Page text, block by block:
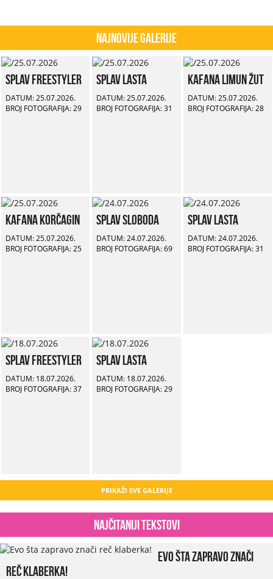
Najnovije Galerije
Splav Freestyler
DATUM: 25.07.2026.
BROJ FOTOGRAFIJA: 29
Splav Lasta
DATUM: 25.07.2026.
BROJ FOTOGRAFIJA: 31
Kafana Limun Žut
DATUM: 25.07.2026.
BROJ FOTOGRAFIJA: 28
Kafana Korčagin
DATUM: 25.07.2026.
BROJ FOTOGRAFIJA: 25
Splav Sloboda
DATUM: 24.07.2026.
BROJ FOTOGRAFIJA: 69
Splav Lasta
DATUM: 24.07.2026.
BROJ FOTOGRAFIJA: 31
Splav Freestyler
DATUM: 18.07.2026.
BROJ FOTOGRAFIJA: 37
Splav Lasta
DATUM: 18.07.2026.
BROJ FOTOGRAFIJA: 29
PRIKAŽI SVE GALERIJE
Najčitaniji tekstovi
Evo šta zapravo znači
reč klaberka!